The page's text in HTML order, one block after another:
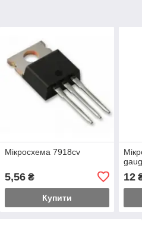
Мікросхема 7918cv
5,56₴
Купити
12